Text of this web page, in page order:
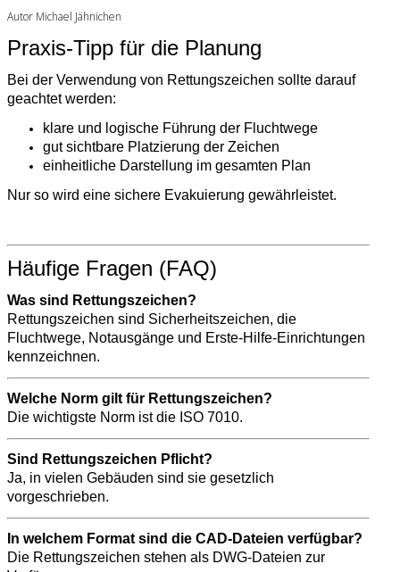
Autor Michael Jähnichen
Praxis-Tipp für die Planung
Bei der Verwendung von Rettungszeichen sollte darauf
geachtet werden:
klare und logische Führung der Fluchtwege
gut sichtbare Platzierung der Zeichen
einheitliche Darstellung im gesamten Plan
Nur so wird eine sichere Evakuierung gewährleistet.
Häufige Fragen (FAQ)
Was sind Rettungszeichen?
Rettungszeichen sind Sicherheitszeichen, die
Fluchtwege, Notausgänge und Erste-Hilfe-Einrichtungen
kennzeichnen.
Welche Norm gilt für Rettungszeichen?
Die wichtigste Norm ist die ISO 7010.
Sind Rettungszeichen Pflicht?
Ja, in vielen Gebäuden sind sie gesetzlich
vorgeschrieben.
In welchem Format sind die CAD-Dateien verfügbar?
Die Rettungszeichen stehen als DWG-Dateien zur